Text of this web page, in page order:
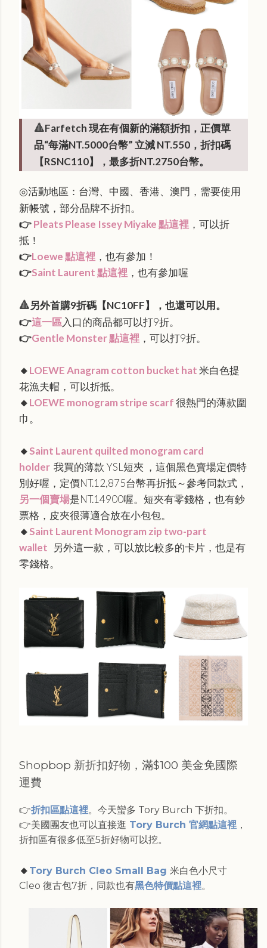
🔺Farfetch 現在有個新的滿額折扣，正價單
品“每滿NT.5000台幣” 立減 NT.550，折扣碼
【RSNC110】，最多折NT.2750台幣。
◎活動地區：台灣、中國、香港、澳門，需要使用
新帳號，部分品牌不折扣。
👉Pleats Please Issey Miyake 點這裡 ，可以折
抵！
👉Loewe 點這裡 ，也有參加！
👉Saint Laurent 點這裡 ，也有參加喔
🔺另外首購9折碼【NC10FF】，也還可以用。
👉這一區入口的商品都可以打9折。
👉Gentle Monster 點這裡 ，可以打9折。
🔸LOEWE Anagram cotton bucket hat米白色提
花漁夫帽，可以折抵。
🔸LOEWE monogram stripe scarf很熱門的薄款圍
巾。
🔸Saint Laurent quilted monogram card
holder 我買的薄款 YSL短夾 ，這個黑色賣場定價特
別好喔，定價NT.12,875台幣再折抵～參考同款式，
另一個賣場是NT.14900喔。短夾有零錢格，也有鈔
票格，皮夾很薄適合放在小包包。
🔸Saint Laurent Monogram zip two-part
wallet 另外這一款，可以放比較多的卡片，也是有
零錢格。
Shopbop 新折扣好物，滿$100 美金免國際
運費
👉折扣區點這裡。今天蠻多 Tory Burch 下折扣。
👉美國團友也可以直接逛 Tory Burch 官網點這裡 ，
折扣區有很多低至5折好物可以挖。
🔸 Tory Burch Cleo Small Bag 米白色小尺寸
Cleo 復古包7折，同款也有黑色特價點這裡。